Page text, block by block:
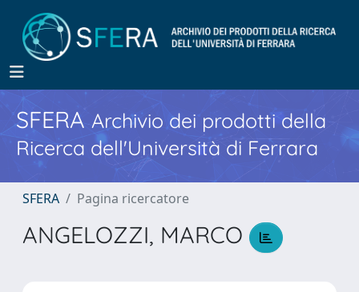
SFERA Archivio dei prodotti della
Ricerca dell'Università di Ferrara
SFERA Pagina ricercatore
ANGELOZZI, MARCO